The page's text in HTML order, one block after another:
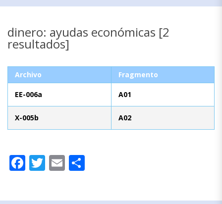
dinero: ayudas económicas [2
resultados]
Archivo Fragmento
EE-006a A01
X-005b A02
Facebook
Twitter
Email